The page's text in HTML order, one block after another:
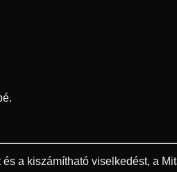
a kiszámítható viselkedést, a